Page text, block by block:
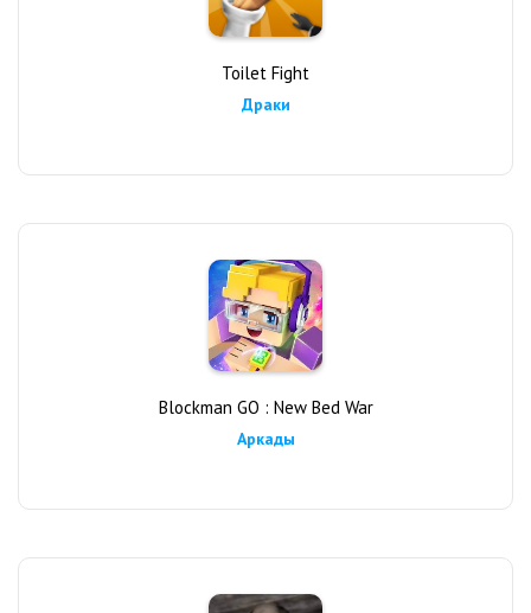
Toilet Fight
Драки
Blockman GO : New Bed War
Аркады